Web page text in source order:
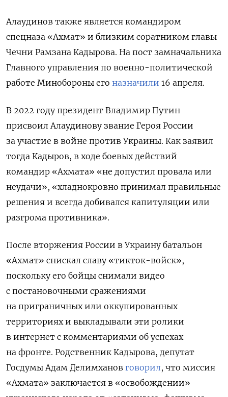
Алаудинов также является командиром
спецназа «Ахмат» и близким соратником главы
Чечни Рамзана Кадырова. На пост замначальника
Главного управления по военно-политической
работе Минобороны его назначили 16 апреля.
В 2022 году президент Владимир Путин
присвоил Алаудинову звание Героя России
за участие в войне против Украины. Как заявил
тогда Кадыров, в ходе боевых действий
командир «Ахмата» «не допустил провала или
неудачи», «хладнокровно принимал правильные
решения и всегда добивался капитуляции или
разгрома противника».
После вторжения России в Украину батальон
«Ахмат» снискал славу «тикток-войск»,
поскольку его бойцы снимали видео
с постановочными сражениями
на приграничных или оккупированных
территориях и выкладывали эти ролики
в интернет с комментариями об успехах
на фронте. Родственник Кадырова, депутат
Госдумы Адам Делимханов говорил, что миссия
«Ахмата» заключается в «освобождении»